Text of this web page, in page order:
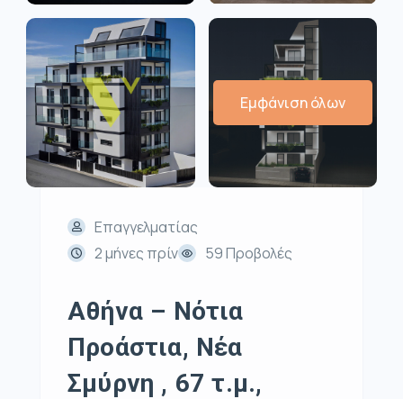
Εμφάνιση όλων
Επαγγελματίας
2 μήνες πρίν
59 Προβολές
Αθήνα – Νότια
Προάστια, Νέα
Σμύρνη , 67 τ.μ.,